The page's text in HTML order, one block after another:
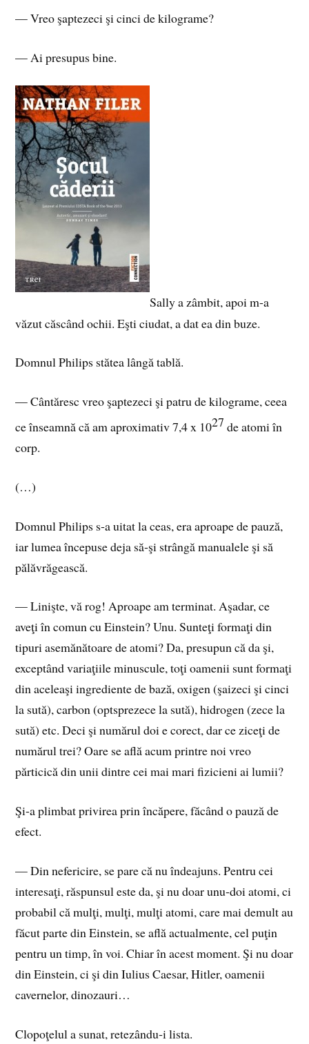
— Vreo şaptezeci şi cinci de kilograme?
— Ai presupus bine.
Sally a zâmbit, apoi m‑a
văzut căscând ochii. Eşti ciudat, a dat ea din buze.
Domnul Philips stătea lângă tablă.
— Cântăresc vreo şaptezeci şi patru de kilograme, ceea
ce înseamnă că am aproximativ 7,4 x 1027 de atomi în
corp.
(…)
Domnul Philips s‑a uitat la ceas, era aproape de pauză,
iar lumea începuse deja să‑şi strângă manualele şi să
pălăvrăgească.
— Linişte, vă rog! Aproape am terminat. Aşadar, ce
aveţi în comun cu Einstein? Unu. Sunteţi formaţi din
tipuri asemănătoare de atomi? Da, presupun că da şi,
exceptând variaţiile minuscule, toţi oamenii sunt formaţi
din aceleaşi ingrediente de bază, oxigen (şaizeci şi cinci
la sută), carbon (optsprezece la sută), hidrogen (zece la
sută) etc. Deci şi numărul doi e corect, dar ce ziceţi de
numărul trei? Oare se află acum printre noi vreo
părticică din unii dintre cei mai mari fizicieni ai lumii?
Şi‑a plimbat privirea prin încăpere, făcând o pauză de
efect.
— Din nefericire, se pare că nu îndeajuns. Pentru cei
interesaţi, răspunsul este da, şi nu doar unu‑doi atomi, ci
probabil că mulţi, mulţi, mulţi atomi, care mai demult au
făcut parte din Einstein, se află actualmente, cel puţin
pentru un timp, în voi. Chiar în acest moment. Şi nu doar
din Einstein, ci şi din Iulius Caesar, Hitler, oamenii
cavernelor, dinozauri…
Clopoţelul a sunat, retezându‑i lista.